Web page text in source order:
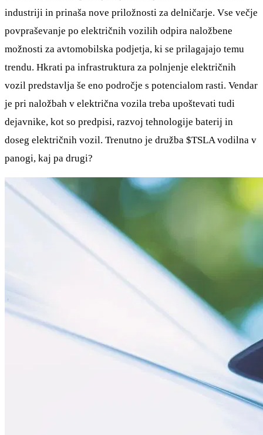
industriji in prinaša nove priložnosti za delničarje. Vse večje
povpraševanje po električnih vozilih odpira naložbene
možnosti za avtomobilska podjetja, ki se prilagajajo temu
trendu. Hkrati pa infrastruktura za polnjenje električnih
vozil predstavlja še eno področje s potencialom rasti. Vendar
je pri naložbah v električna vozila treba upoštevati tudi
dejavnike, kot so predpisi, razvoj tehnologije baterij in
doseg električnih vozil. Trenutno je družba $TSLAvodilna v
panogi, kaj pa drugi?